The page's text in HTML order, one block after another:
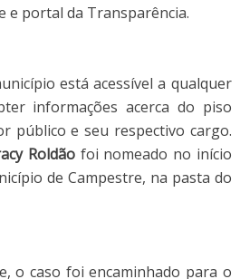
e portal da Transparência.
está acessível a qualquer
informações acerca do piso
público e seu respectivo cargo.
Roldão foi nomeado no início
de Campestre, na pasta do
o caso foi encaminhado para o